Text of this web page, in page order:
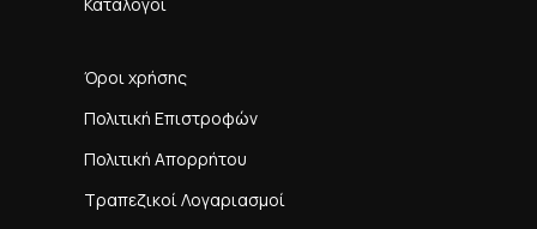
Όροι χρήσης
Πολιτική Επιστροφών
Πολιτική Απορρήτου
Τραπεζικοί Λογαριασμοί